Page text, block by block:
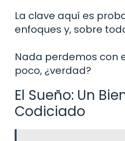
La clave aquí es
enfoques y, sobre
Nada perdemos con
poco, ¿verdad?
El Sueño: Un
Codiciado